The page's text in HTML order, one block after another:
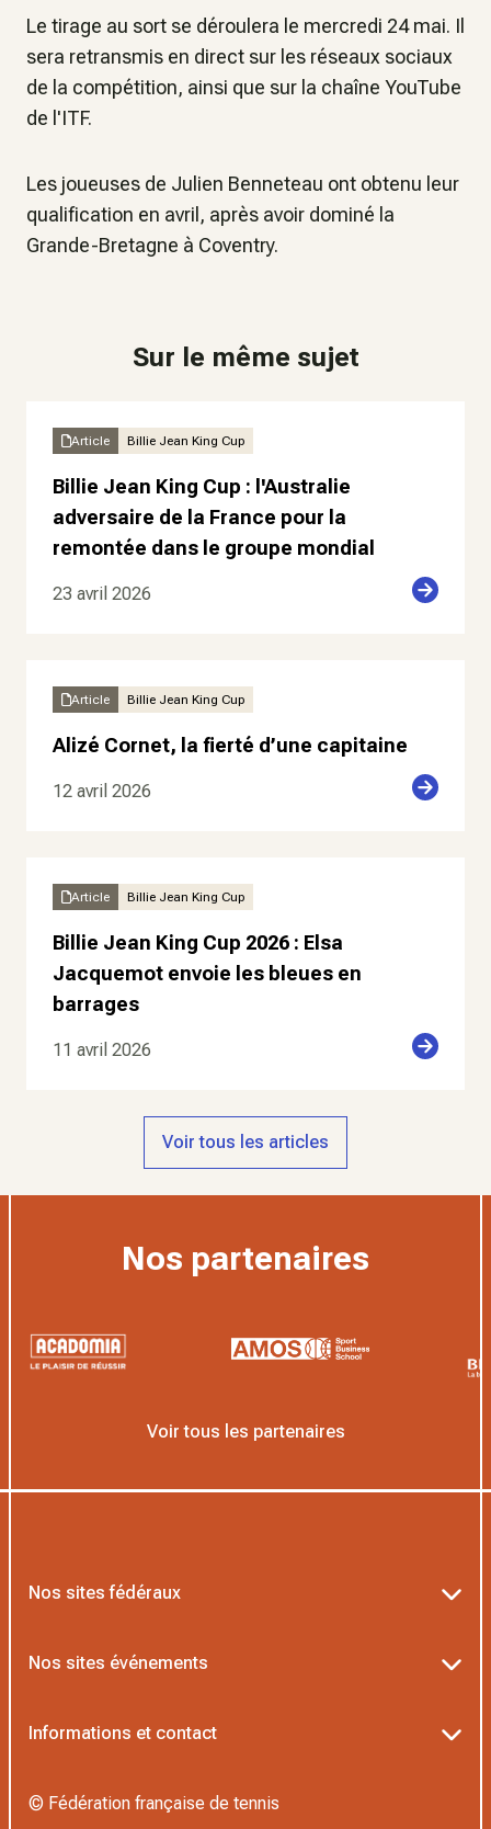
Le tirage au sort se déroulera le mercredi 24 mai. Il
sera retransmis en direct sur les réseaux sociaux
de la compétition, ainsi que sur la chaîne YouTube
de l'ITF.
Les joueuses de Julien Benneteau ont obtenu leur
qualification en avril, après avoir dominé la
Grande-Bretagne à Coventry.
Sur le même sujet
Article Billie Jean King Cup
Billie Jean King Cup : l'Australie
adversaire de la France pour la
remontée dans le groupe mondial
23 avril 2026
Article Billie Jean King Cup
Alizé Cornet, la fierté d’une capitaine
12 avril 2026
Article Billie Jean King Cup
Billie Jean King Cup 2026 : Elsa
Jacquemot envoie les bleues en
barrages
11 avril 2026
Voir tous les articles
Nos partenaires
Voir tous les partenaires
Nos sites fédéraux
L’Institut Formation Tennis
Nos sites événements
Informations et contact
© Fédération française de tennis